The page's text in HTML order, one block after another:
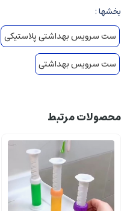
بخشها :
ست سرویس بهداشتی پلاستیکی
ست سرویس بهداشتی
محصولات مرتبط